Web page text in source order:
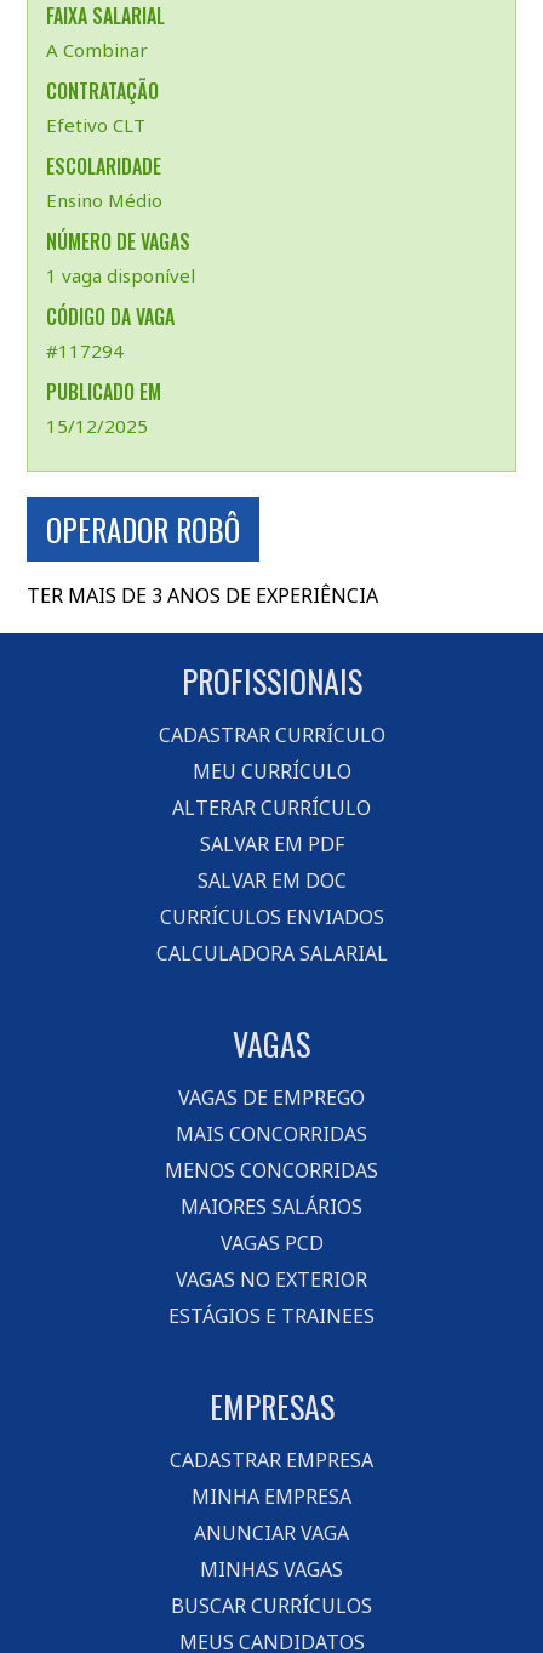
FAIXA SALARIAL
A Combinar
CONTRATAÇÃO
Efetivo CLT
ESCOLARIDADE
Ensino Médio
NÚMERO DE VAGAS
1 vaga disponível
CÓDIGO DA VAGA
#117294
PUBLICADO EM
15/12/2025
OPERADOR ROBÔ
TER MAIS DE 3 ANOS DE EXPERIÊNCIA
PROFISSIONAIS
CADASTRAR CURRÍCULO
MEU CURRÍCULO
ALTERAR CURRÍCULO
SALVAR EM PDF
SALVAR EM DOC
CURRÍCULOS ENVIADOS
CALCULADORA SALARIAL
VAGAS
VAGAS DE EMPREGO
MAIS CONCORRIDAS
MENOS CONCORRIDAS
MAIORES SALÁRIOS
VAGAS PCD
VAGAS NO EXTERIOR
ESTÁGIOS E TRAINEES
EMPRESAS
CADASTRAR EMPRESA
MINHA EMPRESA
ANUNCIAR VAGA
MINHAS VAGAS
BUSCAR CURRÍCULOS
MEUS CANDIDATOS